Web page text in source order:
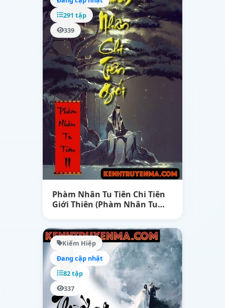
291 tập
339
Phàm Nhân Tu Tiên Chi Tiên
Giới Thiên (Phàm Nhân Tu
Kiếm Hiệp
Đang cập nhật
82 tập
337